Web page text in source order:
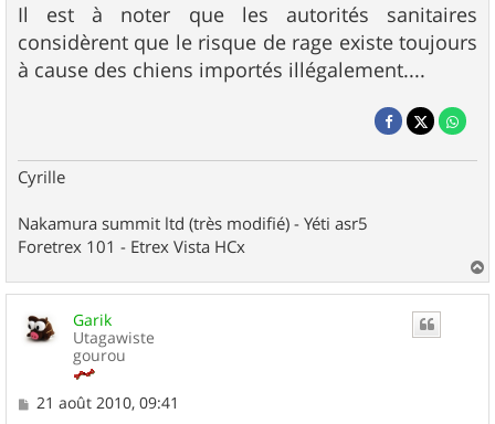
Il est à noter que les autorités sanitaires
considèrent que le risque de rage existe toujours
à cause des chiens importés illégalement....
Cyrille
Nakamura summit ltd (très modifié) - Yéti asr5
Foretrex 101 - Etrex Vista HCx
a
u
Garik
Utagawiste
gourou
M
21 août 2010, 09:41